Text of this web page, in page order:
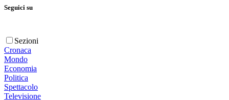
Seguici su
Sezioni
Cronaca
Mondo
Economia
Politica
Spettacolo
Televisione